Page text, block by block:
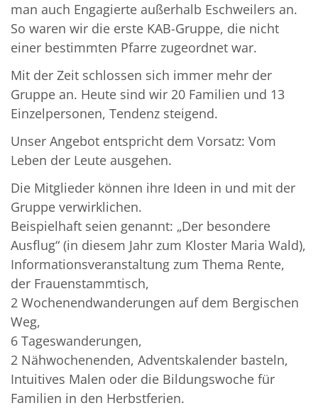
man auch Engagierte außerhalb Eschweilers an.
So waren wir die erste KAB-Gruppe, die nicht
einer bestimmten Pfarre zugeordnet war.
Mit der Zeit schlossen sich immer mehr der
Gruppe an. Heute sind wir 20 Familien und 13
Einzelpersonen, Tendenz steigend.
Unser Angebot entspricht dem Vorsatz: Vom
Leben der Leute ausgehen.
Die Mitglieder können ihre Ideen in und mit der
Gruppe verwirklichen.
Beispielhaft seien genannt: „Der besondere
Ausflug“ (in diesem Jahr zum Kloster Maria Wald),
Informationsveranstaltung zum Thema Rente,
der Frauenstammtisch,
2 Wochenendwanderungen auf dem Bergischen
Weg,
6 Tageswanderungen,
2 Nähwochenenden, Adventskalender basteln,
Intuitives Malen oder die Bildungswoche für
Familien in den Herbstferien.